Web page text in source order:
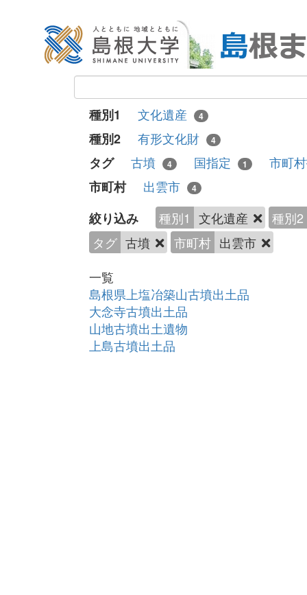
種別1 文化遺産 4
種別2 有形文化財 4
タグ 古墳 4 国指定 1
市町
市町村
出雲市 4
絞り込み 種別1 文化遺産
種別2
タグ 古墳 市町村 出雲市
一覧
島根県上塩冶築山古墳出土品
大念寺古墳出土品
山地古墳出土遺物
上島古墳出土品